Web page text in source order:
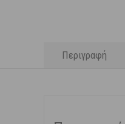
Περιγραφή